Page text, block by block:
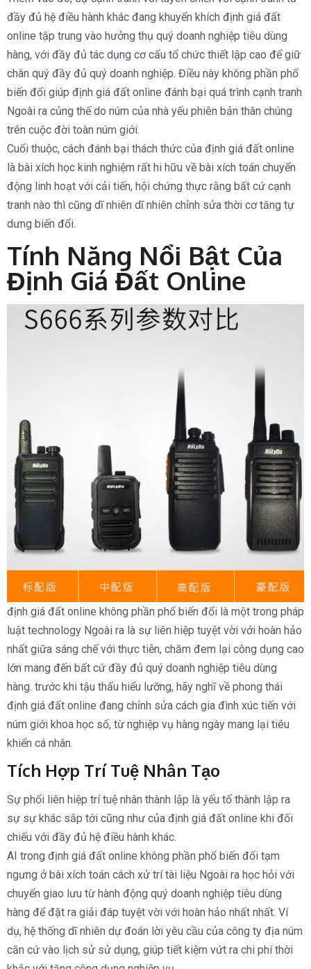
đầy đủ hệ điều hành khác đang khuyến khích định giá đất
online tập trung vào hưởng thụ quý doanh nghiệp tiêu dùng
hàng, với đầy đủ tác dụng cơ cấu tổ chức thiết lập cao để giữ
chân quý đầy đủ quý doanh nghiệp. Điều này không phần phổ
biến đổi giúp định giá đất online đánh bại quá trình cạnh tranh
Ngoài ra củng thế do núm của nhà yếu phiên bản thân chúng
trên cuộc đời toàn núm giới.
Cuối thuộc, cách đánh bại thách thức của định giá đất online
là bài xích học kinh nghiệm rất hi hữu về bài xích toán chuyển
động linh hoạt với cải tiến, hội chứng thực rằng bất cứ cạnh
tranh nào thì cũng dĩ nhiên dĩ nhiên chỉnh sửa thời cơ tăng tự
dưng biến đổi.
Tính Năng Nổi Bật Của
Định Giá Đất Online
định giá đất online không phần phổ biến đổi là một trong pháp
luật technology Ngoài ra là sự liên hiệp tuyệt vời với hoàn hảo
nhất giữa sáng chế với thực tiễn, chăm đem lại công dụng cao
lớn mang đến bất cứ đầy đủ quý doanh nghiệp tiêu dùng
hàng. trước khi tậu thấu hiểu lưỡng, hãy nghĩ về phong thái
định giá đất online đang chỉnh sửa cách gia đình xúc tiến với
núm giới khoa học số, từ nghiệp vụ hàng ngày mang lại tiêu
khiển cá nhân.
Tích Hợp Trí Tuệ Nhân Tạo
Sự phối liên hiệp trí tuệ nhân thành lập là yếu tố thành lập ra
sự sự khác sắp tới cũng như của định giá đất online khi đối
chiếu với đầy đủ hệ điều hành khác.
AI trong định giá đất online không phần phổ biến đổi tạm
ngưng ở bài xích toán cách xử trí tài liệu Ngoài ra học hỏi với
chuyển giao lưu từ hành động quý doanh nghiệp tiêu dùng
hàng để đặt ra giải đáp tuyệt vời với hoàn hảo nhất nhất. Ví
dụ, hệ thống dĩ nhiên dự đoán lời yêu cầu của công ty địa núm
căn cứ vào lịch sử sử dụng, giúp tiết kiệm vứt ra chi phí thời